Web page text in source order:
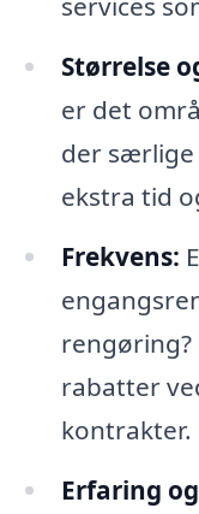
Størrelse
er det
der
ekstra tid
Frekvens:
rabatter
kontrakter.
Erfaring